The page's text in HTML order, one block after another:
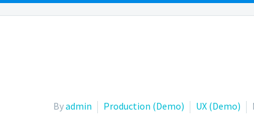
Byadmin Production (Demo) UX (Demo)